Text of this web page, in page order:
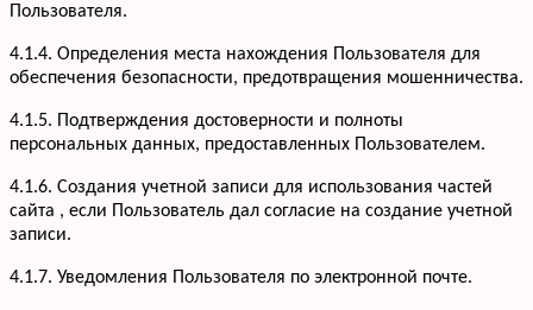
Услуги
Пользователя.
4.1.4. Определения места нахождения Пользователя для
обеспечения безопасности, предотвращения мошенничества.
4.1.5. Подтверждения достоверности и полноты
персональных данных, предоставленных Пользователем.
4.1.6. Создания учетной записи для использования частей
сайта , если Пользователь дал согласие на создание учетной
записи.
4.1.7. Уведомления Пользователя по электронной почте.